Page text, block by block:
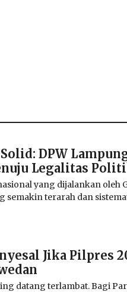
DPW
Legalitas
yang dijalankan oleh
semakin terarah dan
Jika Pilpres
datang terlambat. Bagi